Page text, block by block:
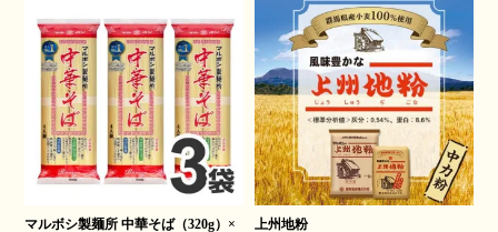
マルボシ製麺所 中華そば（320g）×
上州地粉